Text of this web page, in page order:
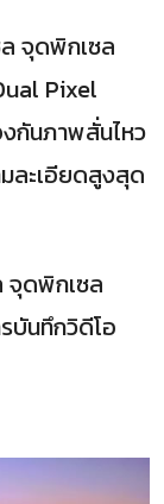
จุดพิกเซล
Pixel
กันภาพสั่นไหว
ละเอียดสูงสุด
จุดพิกเซล
บันทึกวิดีโอ